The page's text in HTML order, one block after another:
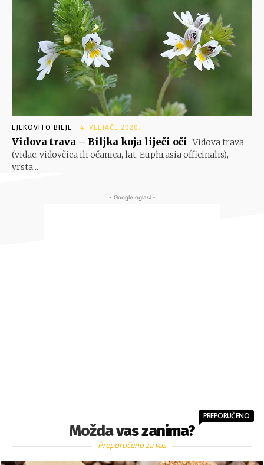
LJEKOVITO BILJE 4. VELJAČE 2020.
Vidova trava – Biljka koja liječi oči Vidova trava
(vidac, vidovčica ili očanica, lat. Euphrasia officinalis),
vrsta...
- Google oglasi -
Možda vas zanima?
PREPORUČENO
Preporučeno za vas